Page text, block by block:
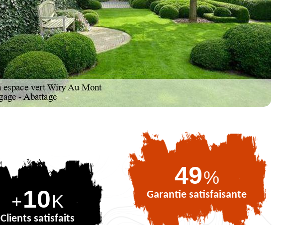
+10K
Clients satisfaits
72%
Garantie satisfaisante